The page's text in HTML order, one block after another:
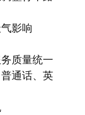
影响
质量统一
通话、英